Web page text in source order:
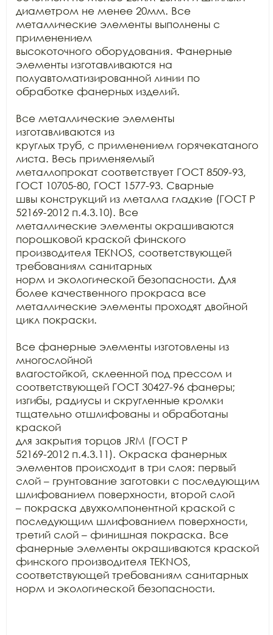
диаметром не менее 20мм. Все
металлические элементы выполнены с
применением
высокоточного оборудования. Фанерные
элементы изготавливаются на
полуавтоматизированной линии по
обработке фанерных изделий.
Все металлические элементы
изготавливаются из
круглых труб, с применением горячекатаного
листа. Весь применяемый
металлопрокат соответствует ГОСТ 8509-93,
ГОСТ 10705-80, ГОСТ 1577-93. Сварные
швы конструкций из металла гладкие (ГОСТ Р
52169-2012 п.4.3.10). Все
металлические элементы окрашиваются
порошковой краской финского
производителя TEKNOS, соответствующей
требованиям санитарных
норм и экологической безопасности. Для
более качественного прокраса все
металлические элементы проходят двойной
цикл покраски.
Все фанерные элементы изготовлены из
многослойной
влагостойкой, склеенной под прессом и
соответствующей ГОСТ 30427-96 фанеры;
изгибы, радиусы и скругленные кромки
тщательно отшлифованы и обработаны
краской
для закрытия торцов JRM (ГОСТ Р
52169-2012 п.4.3.11). Окраска фанерных
элементов происходит в три слоя: первый
слой – грунтование заготовки с последующим
шлифованием поверхности, второй слой
– покраска двухкомпонентной краской с
последующим шлифованием поверхности,
третий слой – финишная покраска. Все
фанерные элементы окрашиваются краской
финского производителя TEKNOS,
соответствующей требованиям санитарных
норм и экологической безопасности.